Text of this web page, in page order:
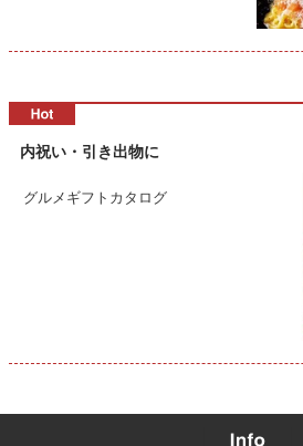
内祝い・引き出物に
グルメギフトカタログ